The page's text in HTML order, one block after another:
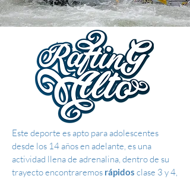
Este deporte es apto para adolescentes
desde los 14 años en adelante, es una
actividad llena de adrenalina, dentro de su
trayecto encontraremos rápidos clase 3 y 4,